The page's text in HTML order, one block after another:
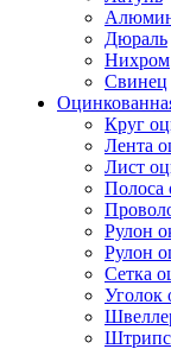
Дюраль
Нихром
Свинец
Круг
Лента
Лист
Полоса
Рулон
Рулон
Сетка
Уголок
Штрипс